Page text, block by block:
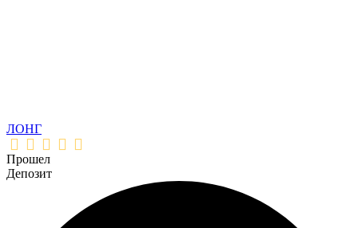
ЛОНГ
Прошел
Депозит